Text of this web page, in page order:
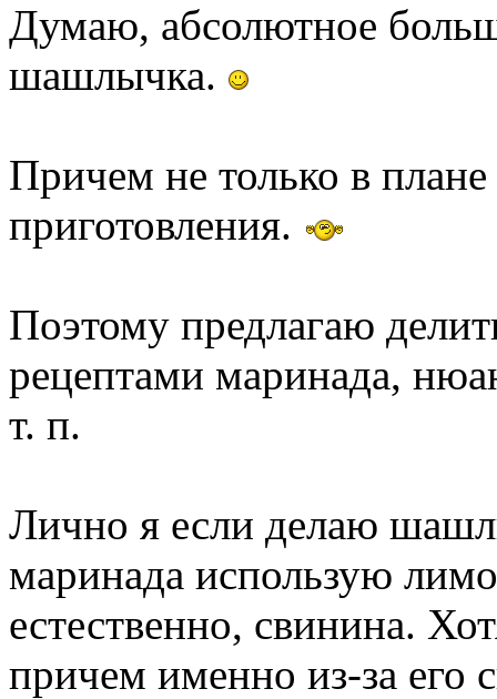
Думаю, абсолютное
шашлычка.
Причем не только в
приготовления.
Поэтому предлагаю
рецептами маринада,
т. п.
Лично я если делаю
маринада использую
естественно, свинина.
причем именно из-за его